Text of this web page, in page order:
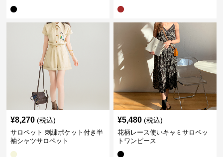
¥8,270 (税込)
サロペット 刺繍ポケット付き半
袖シャツサロペット
¥5,480 (税込)
花柄レース使いキャミサロペッ
トワンピース